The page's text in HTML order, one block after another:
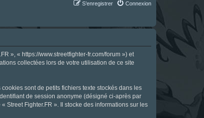
Connexion
S’enregistrer
», « https://www.streetfighter-fr.com/forum ») et
collectées lors de votre utilisation de ce site
sont de petits fichiers texte stockés dans les
de session anonyme (désigné ci-après par
Street Fighter.FR ». Il stocke des informations sur les